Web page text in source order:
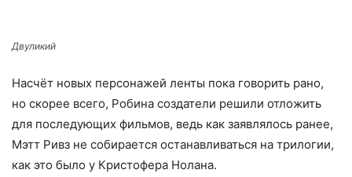
Двуликий
Насчёт новых персонажей ленты пока говорить рано,
но скорее всего, Робина создатели решили отложить
для последующих фильмов, ведь как заявлялось ранее,
Мэтт Ривз не собирается останавливаться на трилогии,
как это было у Кристофера Нолана.